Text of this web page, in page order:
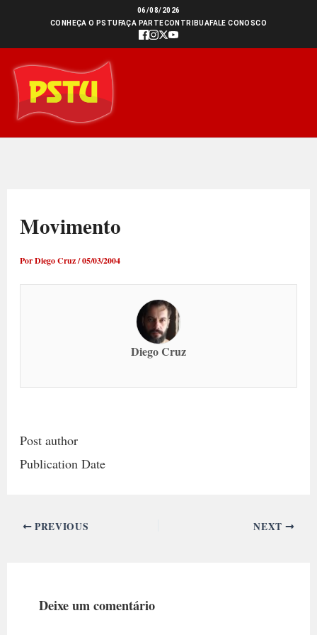
conteúdo
06/08/2026
CONHEÇA O PSTU FAÇA PARTECONTRIBUAFALE CONOSCO
Movimento
PorDiego Cruz/05/03/2004
Diego Cruz
Post author
Publication Date
PREVIOUS NEXT
Deixe um comentário